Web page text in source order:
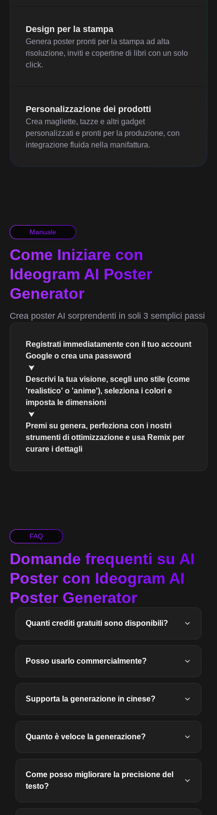
Design per la stampa
Genera poster pronti per la stampa ad alta
risoluzione, inviti e copertine di libri con un solo
click.
Personalizzazione dei prodotti
Crea magliette, tazze e altri gadget
personalizzati e pronti per la produzione, con
integrazione fluida nella manifattura.
Manuale
Come Iniziare con
Ideogram AI Poster
Generator
Crea poster AI sorprendenti in soli 3 semplici passi
Registrati immediatamente con il tuo account
Google o crea una password
Descrivi la tua visione, scegli uno stile (come
'realistico' o 'anime'), seleziona i colori e
imposta le dimensioni
Premi su genera, perfeziona con i nostri
strumenti di ottimizzazione e usa Remix per
curare i dettagli
FAQ
Domande frequenti su AI
Poster con Ideogram AI
Poster Generator
Quanti crediti gratuiti sono disponibili?
Posso usarlo commercialmente?
Supporta la generazione in cinese?
Quanto è veloce la generazione?
Come posso migliorare la precisione del
testo?